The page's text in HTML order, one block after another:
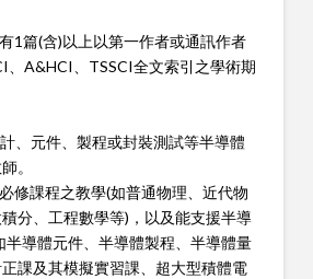
1篇(含)以上以第一作者或通訊作者
、A&HCI、TSSCI全文索引之學術期
、元件、製程或封裝測試等半導體
。
修課程之教學(如普通物理、近代物
分、工程數學等)，以及能支援半導
半導體元件、半導體製程、半導體量
課及其模擬實習課、超大型積體電